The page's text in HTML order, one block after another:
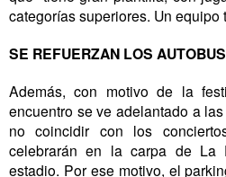
categorías superiores. Un equipo
SE REFUERZAN LOS
Además, con motivo de la
encuentro se ve adelantado a
no coincidir con los
celebrarán en la carpa de La
estadio. Por ese motivo, el